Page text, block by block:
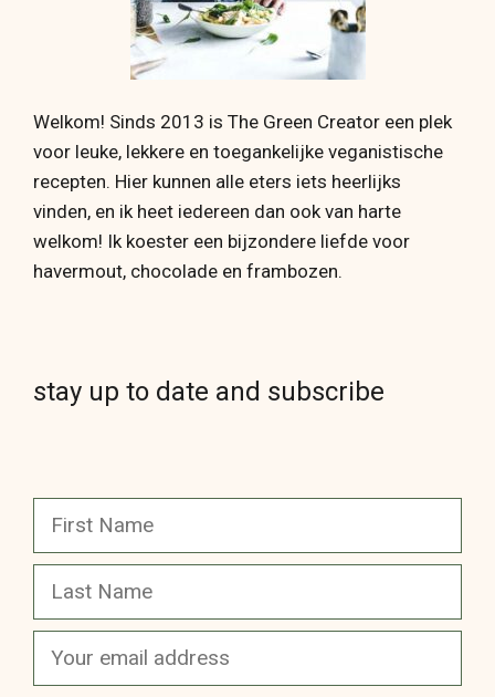
Welkom! Sinds 2013 is The Green Creator een plek
voor leuke, lekkere en toegankelijke veganistische
recepten. Hier kunnen alle eters iets heerlijks
vinden, en ik heet iedereen dan ook van harte
welkom! Ik koester een bijzondere liefde voor
havermout, chocolade en frambozen.
stay up to date and subscribe